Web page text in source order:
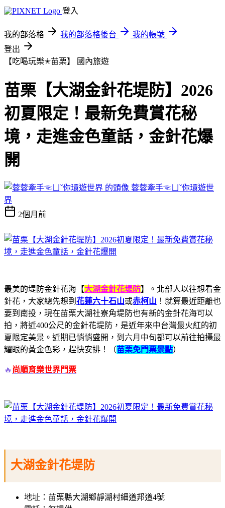
登入
我的部落格 我的部落格後台
我的帳號
登出
【吃喝玩樂✭苗栗】
國內旅遊
苗栗【大湖金針花堤防】2026
初夏限定！最新免費賞花秘
境，走進金色童話，金針花爆
開
蓉蓉牽手☜ㄩˇ你環遊世
界
2個月前
最美的堤防金針花海【大湖金針花堤防】。北部人以往想看金
針花，大家總先想到 花蓮六十石山或赤柯山 ！就算最近距離也
要到南投，現在苗栗大湖社寮角堤防也有新的金針花海可以
拍，將近400公尺的金針花堤防，是近年來中台灣最火紅的初
夏限定美景。近期已悄悄盛開，到六月中旬都可以前往拍攝最
耀眼的黃金色彩，趕快安排！（苗栗免門票景點）
🔥 尚順育樂世界門票
大湖金針花堤防
地址：苗栗縣大湖鄉靜湖村細道邦道4號